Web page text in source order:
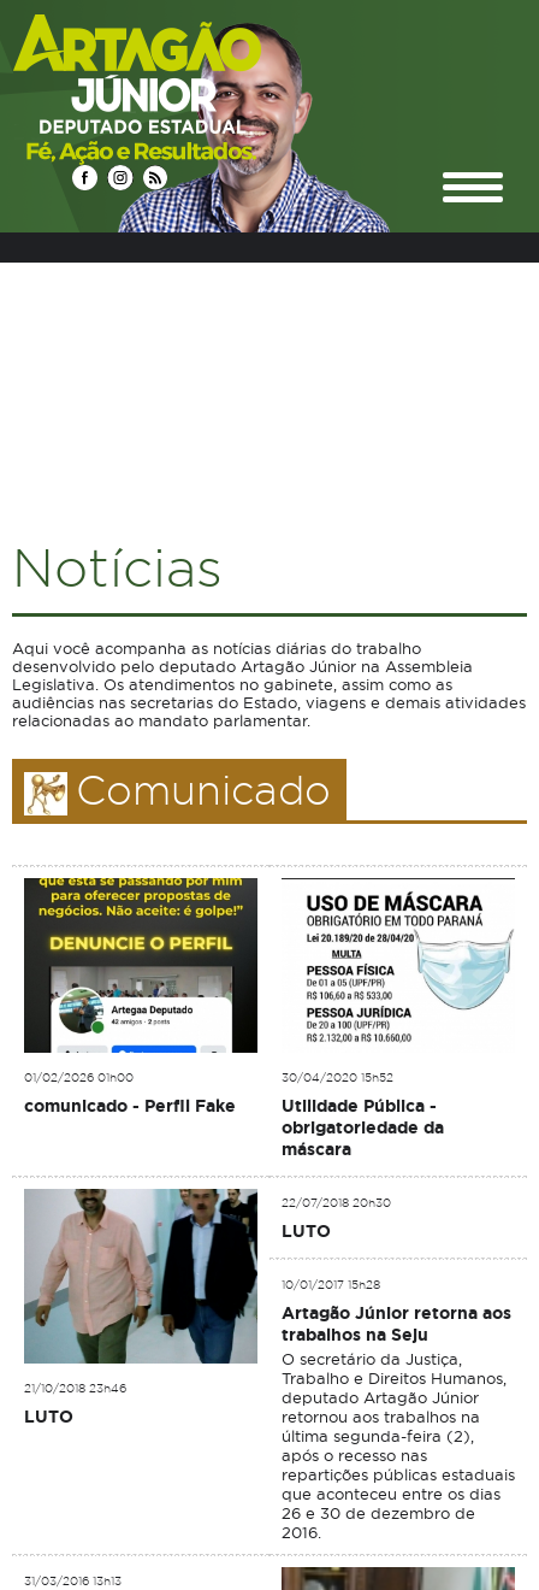
Notícias
Aqui você acompanha as notícias diárias do trabalho
desenvolvido pelo deputado Artagão Júnior na Assembleia
Legislativa. Os atendimentos no gabinete, assim como as
audiências nas secretarias do Estado, viagens e demais atividades
relacionadas ao mandato parlamentar.
Comunicado
01/02/2026 01h00
comunicado - Perfil Fake
30/04/2020 15h52
Utilidade Pública -
obrigatoriedade da
máscara
21/10/2018 23h46
LUTO
22/07/2018 20h30
LUTO
10/01/2017 15h28
Artagão Júnior retorna aos
trabalhos na Seju
O secretário da Justiça,
Trabalho e Direitos Humanos,
deputado Artagão Júnior
retornou aos trabalhos na
última segunda-feira (2),
após o recesso nas
repartições públicas estaduais
que aconteceu entre os dias
26 e 30 de dezembro de
2016.
31/03/2016 13h13